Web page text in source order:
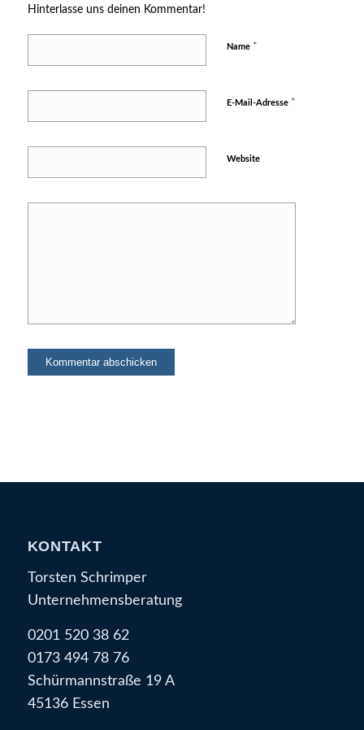
Hinterlasse uns deinen Kommentar!
Name *
E-Mail-Adresse *
Website
KONTAKT
Torsten Schrimper
Unternehmensberatung
0201 520 38 62
0173 494 78 76
Schürmannstraße 19 A
45136 Essen